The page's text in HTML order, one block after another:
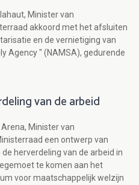
Minister van
akkoord met het afsluiten
en de vernietiging van
Agency " (NAMSA), gedurende
van de arbeid
Minister van
een ontwerp van
herverdeling van de arbeid in
te komen aan het
voor maatschappelijk welzijn